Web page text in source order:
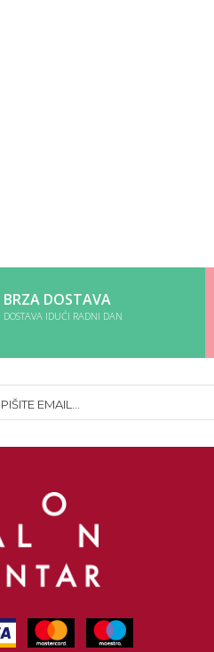
BRZA DOSTAVA
DOSTAVA IDUĆI RADNI DAN